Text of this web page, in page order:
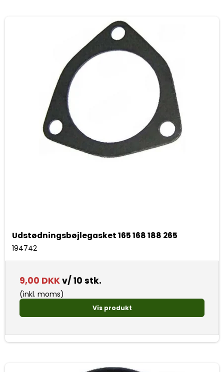
Udstødningsbøjlegasket 165 168 188 265
194742
9,00 DKKv/ 10 stk.
(inkl. moms)
Vis produkt